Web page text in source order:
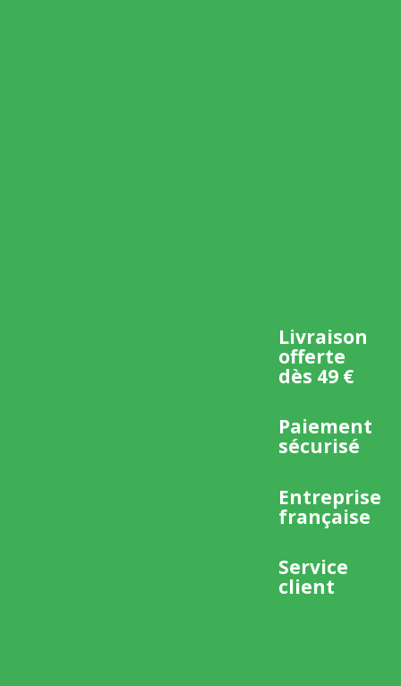
Livraison
offerte
dès 49 €
Paiement
sécurisé
Entreprise
française
Service
client